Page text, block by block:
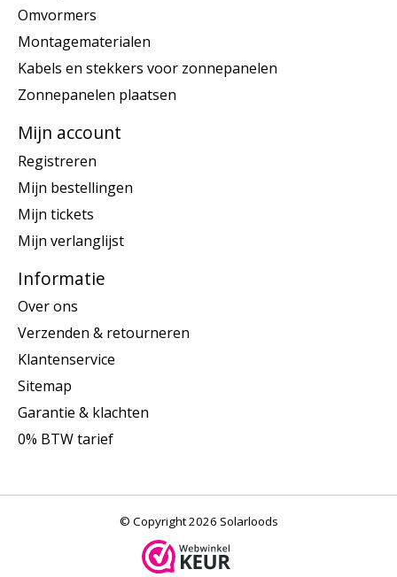
Omvormers
Montagematerialen
Kabels en stekkers voor zonnepanelen
Zonnepanelen plaatsen
Mijn account
Registreren
Mijn bestellingen
Mijn tickets
Mijn verlanglijst
Informatie
Over ons
Verzenden & retourneren
Klantenservice
Sitemap
Garantie & klachten
0% BTW tarief
© Copyright 2026 Solarloods